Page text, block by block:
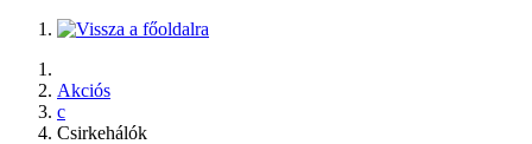
Akciós
c
Csirkehálók